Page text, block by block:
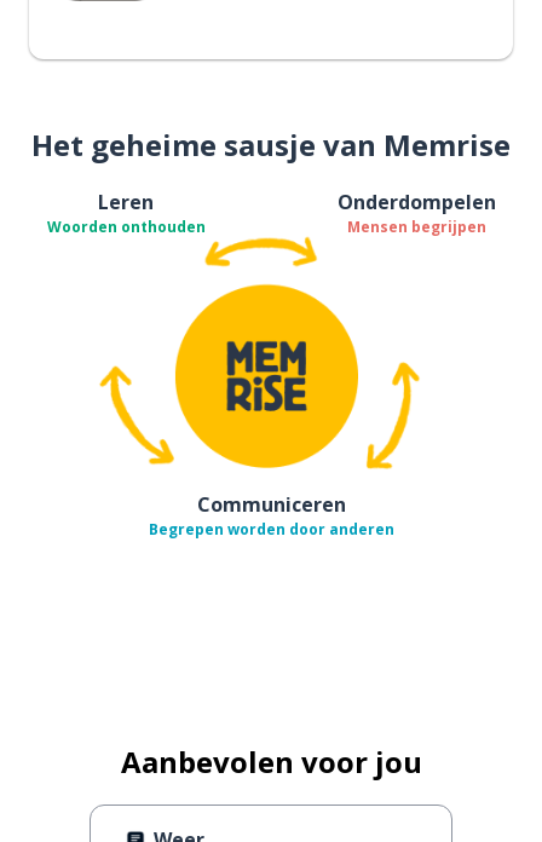
Het geheime sausje van Memrise
Leren
Woorden onthouden
Onderdompelen
Mensen begrijpen
Communiceren
Begrepen worden door anderen
Aanbevolen voor jou